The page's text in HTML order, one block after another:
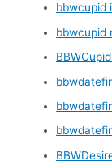
bbwcupid
bbwcupid